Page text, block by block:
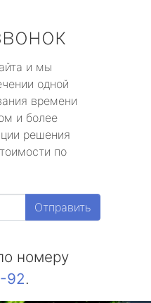
и мы
одной
времени
и более
решения
по
Отправить
номеру
92.